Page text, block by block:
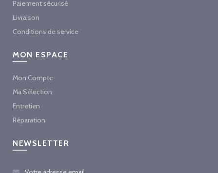
Paiement sécurisé
Livraison
Conditions de service
MON ESPACE
Mon Compte
Ma Sélection
Entretien
Réparation
NEWSLETTER